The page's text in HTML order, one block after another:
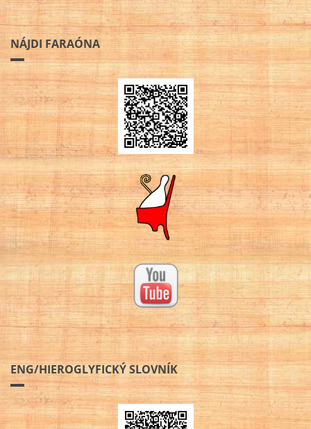
NÁJDI FARAÓNA
ENG/HIEROGLYFICKÝ SLOVNÍK